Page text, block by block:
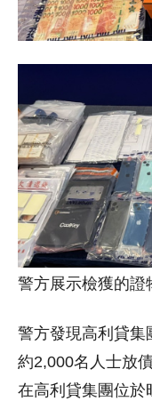
警方展示檢獲的證
警方發現高利貸集
約2,000名人士放
在高利貸集團位於